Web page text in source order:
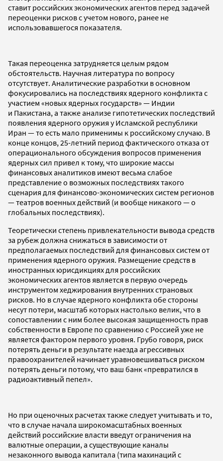
ставит российских экономических агентов перед задачей
переоценки рисков с учетом нового, ранее не
использовавшегося показателя.
Такая переоценка затрудняется целым рядом
обстоятельств. Научная литература по вопросу
отсутствует. Аналитические разработки в основном
фокусировались на последствиях ядерного конфликта с
участием «новых ядерных государств» — Индии
и Пакистана, а также анализе гипотетических последствий
появления ядерного оружия у Исламской республики
Иран — то есть мало применимы к российскому случаю. В
конце концов, 25-летний период фактического отказа от
операционального обсуждения вопросов применения
ядерных сил привел к тому, что широкие массы
финансовых аналитиков имеют весьма слабое
представление о возможных последствиях такого
сценария для финансово-экономических систем регионов
— театров военных действий (и вообще никакого — о
глобальных последствиях).
Теоретически степень привлекательности вывода средств
за рубеж должна снижаться в зависимости от
предполагаемых последствий для финансовых систем от
применения ядерного оружия. Размещение средств в
иностранных юрисдикциях для российских
экономических агентов является в первую очередь
инструментом хеджирования внутренних страновых
рисков. Но в случае ядерного конфликта обе стороны
несут потери, масштаб которых настолько велик, что в
сопоставлении с ним более высокая защищенность прав
собственности в Европе по сравнению с Россией уже не
является фактором первого уровня. Грубо говоря, риск
потерять деньги в результате наезда агрессивных
правоохранителей начинает уравновешиваться риском
потерять деньги потому, что ваш банк «превратился в
радиоактивный пепел».
Но при оценочных расчетах также следует учитывать и то,
что в случае начала широкомасштабных военных
действий российские власти введут ограничения на
валютные операции, а существующие каналы
незаконного вывода капитала (типа махинаций с